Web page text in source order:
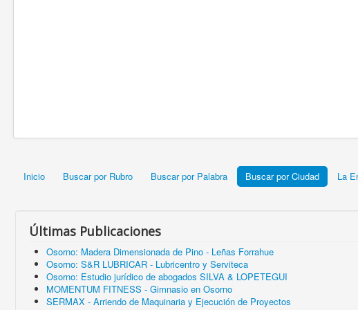
Inicio Buscar por Rubro Buscar por Palabra Buscar por Ciudad La
Últimas Publicaciones
Osorno: Madera Dimensionada de Pino - Leñas Forrahue
Osorno: S&R LUBRICAR - Lubricentro y Serviteca
Osorno: Estudio jurídico de abogados SILVA & LOPETEGUI
MOMENTUM FITNESS - Gimnasio en Osorno
SERMAX - Arriendo de Maquinaria y Ejecución de Proyectos